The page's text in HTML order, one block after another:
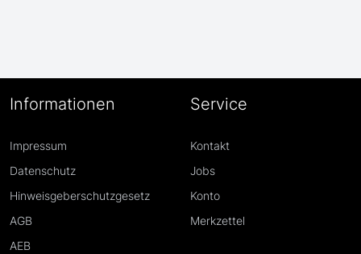
Informationen
Impressum
Datenschutz
Hinweisgeberschutzgesetz
AGB
AEB
Service
Kontakt
Jobs
Konto
Merkzettel